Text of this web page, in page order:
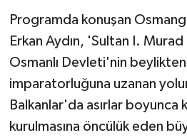
Programda konuşan
Erkan Aydın, 'Sultan I.
Osmanlı Devleti'nin
imparatorluğuna uzanan
Balkanlar'da asırlar boyunca
kurulmasına öncülük eden